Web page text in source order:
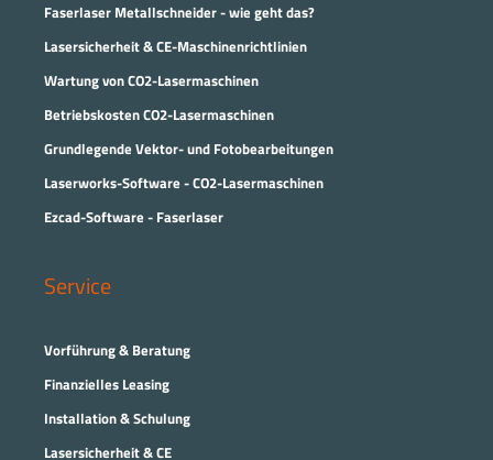
Faserlaser Metallschneider - wie geht das?
Lasersicherheit & CE-Maschinenrichtlinien
Wartung von CO2-Lasermaschinen
Betriebskosten CO2-Lasermaschinen
Grundlegende Vektor- und Fotobearbeitungen
Laserworks-Software - CO2-Lasermaschinen
Ezcad-Software - Faserlaser
Service
Vorführung & Beratung
Finanzielles Leasing
Installation & Schulung
Lasersicherheit & CE